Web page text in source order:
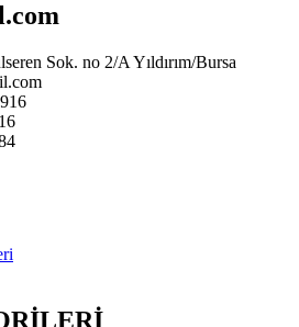
Sok. no 2/A Yıldırım/Bursa